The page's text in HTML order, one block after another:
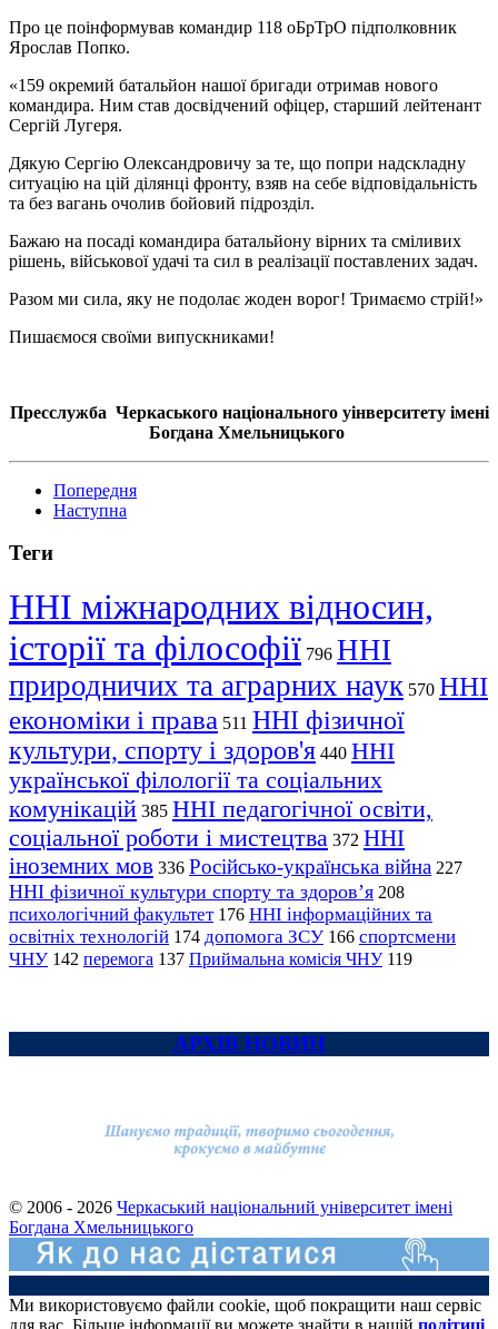
Про це поінформував командир 118 оБрТрО підполковник
Ярослав Попко.
«159 окремий батальйон нашої бригади отримав нового
командира. Ним став досвідчений офіцер, старший лейтенант
Сергій Лугеря.
Дякую Сергію Олександровичу за те, що попри надскладну
ситуацію на цій ділянці фронту, взяв на себе відповідальність
та без вагань очолив бойовий підрозділ.
Бажаю на посаді командира батальйону вірних та сміливих
рішень, військової удачі та сил в реалізації поставлених задач.
Разом ми сила, яку не подолає жоден ворог! Тримаємо стрій!»
Пишаємося своїми випускниками!
Пресслужба Черкаського національного уінверситету імені
Богдана Хмельницького
Попередня
Наступна
Теги
ННІ міжнародних відносин,
історії та філософії 796 ННІ
природничих та аграрних наук 570 ННІ
економіки і права 511 ННІ фізичної
культури, спорту і здоров'я 440 ННІ
української філології та соціальних
комунікацій 385 ННІ педагогічної освіти,
соціальної роботи і мистецтва 372 ННІ
іноземних мов 336 Російсько-українська війна 227
ННІ фізичної культури спорту та здоров’я 208
психологічний факультет 176 ННІ інформаційних та
освітніх технологій 174 допомога ЗСУ 166 спортсмени
ЧНУ 142 перемога 137 Приймальна комісія ЧНУ 119
АРХІВ НОВИН
© 2006 - 2026 Черкаський національний університет імені
Богдана Хмельницького
Ми використовуємо файли cookie, щоб покращити наш сервіс